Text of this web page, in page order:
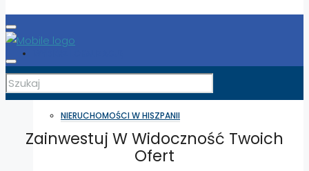
NIERUCHOMOŚCI W HISZPANII
Zainwestuj W Widoczność Twoich
Ofert